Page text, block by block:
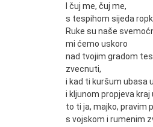
I čuj me, čuj me,
s tespihom sijeda
Ruke su naše
mi ćemo uskoro
nad tvojim gradom
zvecnuti,
i kad ti kuršum ubasa
i kljunom propjeva kraj
to ti ja, majko, pravim
s vojskom i rumenim